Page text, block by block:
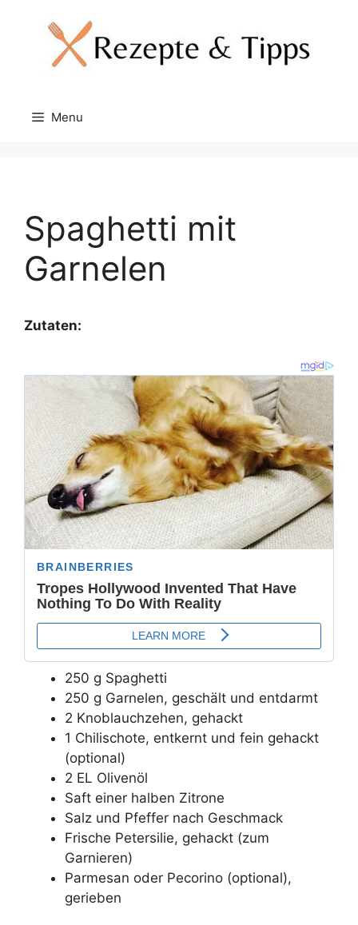
Menu
Spaghetti mit
Garnelen
Zutaten:
250 g Spaghetti
250 g Garnelen, geschält und entdarmt
2 Knoblauchzehen, gehackt
1 Chilischote, entkernt und fein gehackt
(optional)
2 EL Olivenöl
Saft einer halben Zitrone
Salz und Pfeffer nach Geschmack
Frische Petersilie, gehackt (zum
Garnieren)
Parmesan oder Pecorino (optional),
gerieben